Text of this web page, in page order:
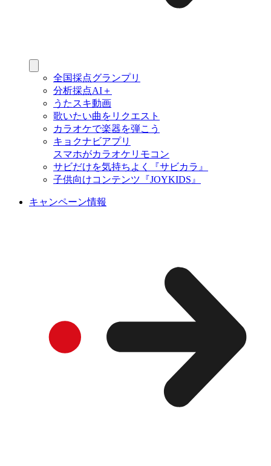
全国採点グランプリ
分析採点AI＋
うたスキ動画
歌いたい曲をリクエスト
カラオケで楽器を弾こう
キョクナビアプリ
スマホがカラオケリモコン
サビだけを気持ちよく『サビカラ』
子供向けコンテンツ『JOYKIDS』
キャンペーン情報